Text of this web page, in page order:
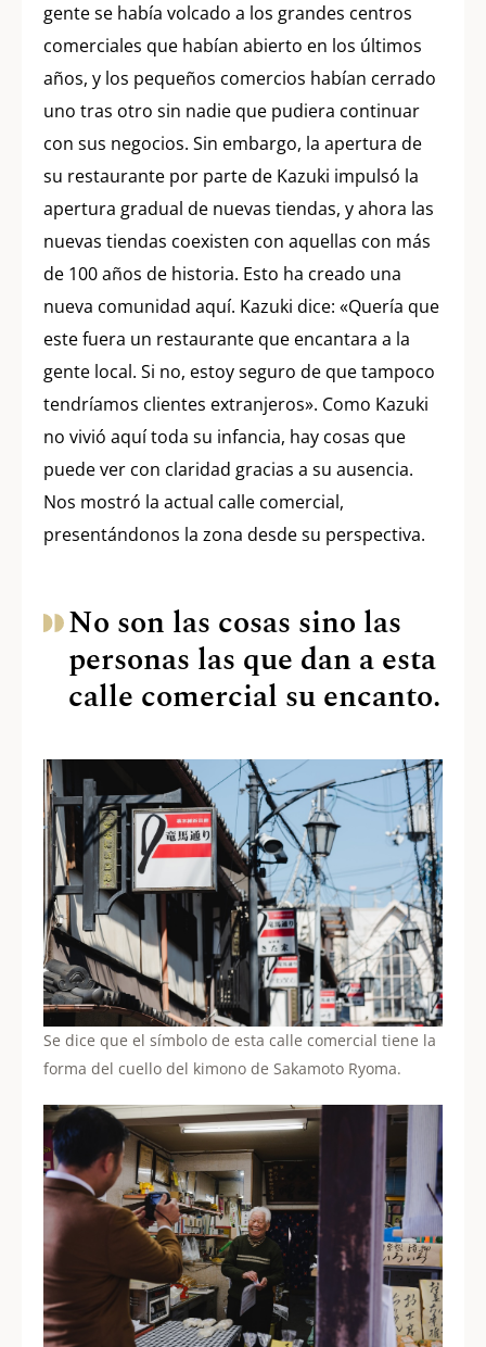
gente se había volcado a los grandes centros
comerciales que habían abierto en los últimos
años, y los pequeños comercios habían cerrado
uno tras otro sin nadie que pudiera continuar
con sus negocios. Sin embargo, la apertura de
su restaurante por parte de Kazuki impulsó la
apertura gradual de nuevas tiendas, y ahora las
nuevas tiendas coexisten con aquellas con más
de 100 años de historia. Esto ha creado una
nueva comunidad aquí. Kazuki dice: «Quería que
este fuera un restaurante que encantara a la
gente local. Si no, estoy seguro de que tampoco
tendríamos clientes extranjeros». Como Kazuki
no vivió aquí toda su infancia, hay cosas que
puede ver con claridad gracias a su ausencia.
Nos mostró la actual calle comercial,
presentándonos la zona desde su perspectiva.
No son las cosas sino las
personas las que dan a esta
calle comercial su encanto.
Se dice que el símbolo de esta calle comercial tiene la
forma del cuello del kimono de Sakamoto Ryoma.